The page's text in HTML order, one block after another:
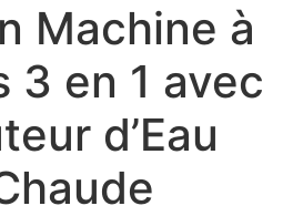
Machine à
3 en 1 avec
d’Eau